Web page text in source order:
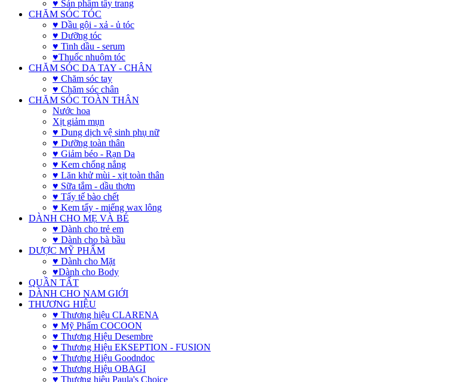
♥ Sản phẩm tẩy trang
CHĂM SÓC TÓC
♥ Dầu gội - xả - ủ tóc
♥ Dưỡng tóc
♥ Tinh dầu - serum
♥Thuốc nhuộm tóc
CHĂM SÓC DA TAY - CHÂN
♥ Chăm sóc tay
♥ Chăm sóc chân
CHĂM SÓC TOÀN THÂN
Nước hoa
Xịt giảm mụn
♥ Dung dịch vệ sinh phụ nữ
♥ Dưỡng toàn thân
♥ Giảm béo - Rạn Da
♥ Kem chống nắng
♥ Lăn khử mùi - xịt toàn thân
♥ Sữa tắm - dầu thơm
♥ Tẩy tế bào chết
♥ Kem tẩy - miếng wax lông
DÀNH CHO MẸ VÀ BÉ
♥ Dành cho trẻ em
♥ Dành cho bà bầu
DƯỢC MỸ PHẨM
♥ Dành cho Mặt
♥Dành cho Body
QUẦN TẤT
DÀNH CHO NAM GIỚI
THƯƠNG HIỆU
♥ Thương hiệu CLARENA
♥ Mỹ Phẩm COCOON
♥ Thương Hiệu Desembre
♥ Thương Hiệu EKSEPTION - FUSION
♥ Thương Hiệu Goodndoc
♥ Thương Hiệu OBAGI
♥ Thương hiệu Paula's Choice